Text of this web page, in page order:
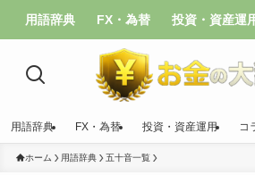
用語辞典 FX・為替 投資・資産運
用語辞典 FX・為替 投資・資産運用 コ
ホーム 用語辞典 五十音一覧